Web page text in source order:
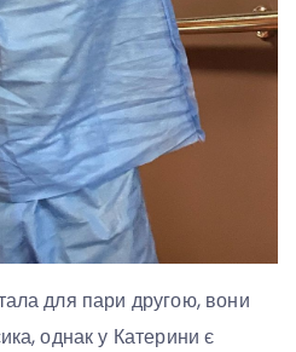
для пари другою, вони
однак у Катерини є